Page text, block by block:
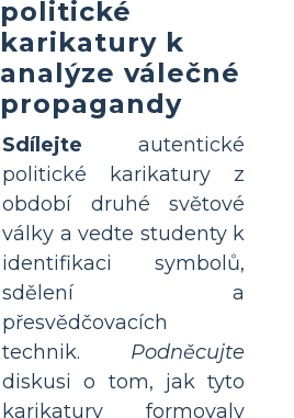
politické
karikatury k
analýze válečné
propagandy
Sdílejte autentické
politické karikatury z
období druhé světové
války a vedte studenty k
identifikaci symbolů,
sdělení a
přesvědčovacích
technik. Podněcujte
diskusi o tom, jak tyto
karikatury formovaly